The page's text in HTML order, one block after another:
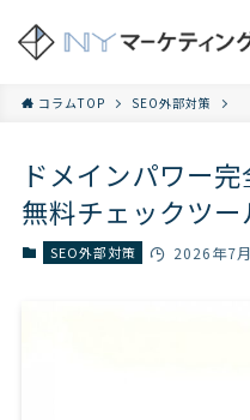
コラムTOP SEO外部対策
ドメインパワー
無料チェックツー
SEO外部対策 2026年7